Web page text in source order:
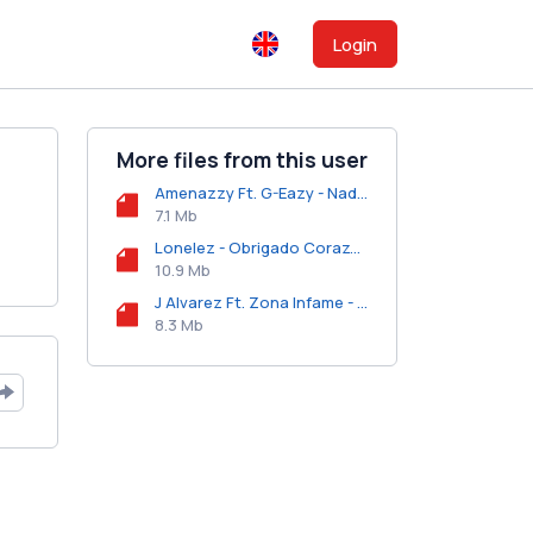
Login
More files from this user
Amenazzy Ft. G-Eazy - Nadie Como Tu.mp3
7.1 Mb
Lonelez - Obrigado Corazon.mp3
10.9 Mb
J Alvarez Ft. Zona Infame - Sentimientos Escondidos (Remix) [Version Peru].mp3
8.3 Mb